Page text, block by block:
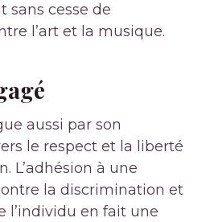
sans cesse de
l’art et la musique.
aussi par son
le respect et la liberté
L’adhésion à une
la discrimination et
l’individu en fait une